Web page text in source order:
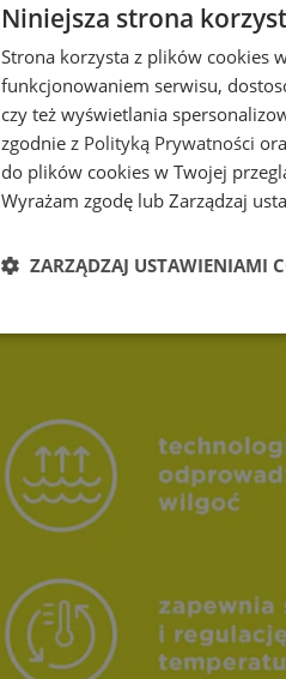
Niniejsza strona
Strona korzysta z plików cookies
funkcjonowaniem serwisu,
czy też wyświetlania
zgodnie z Polityką Prywatności
do plików cookies w Twojej
Wyrażam zgodę lub Zarządzaj
ZARZĄDZAJ USTAWIENIAMI